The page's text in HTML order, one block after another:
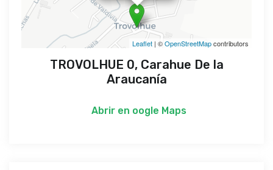
Leaflet | ©OpenStreetMapcontributors
TROVOLHUE 0, Carahue De la
Araucanía
Abrir en oogle Maps